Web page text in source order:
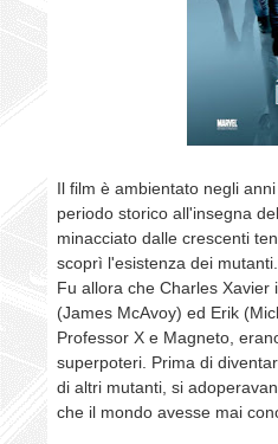
Il film è ambientato negli
periodo storico all'insegna
minacciato dalle crescenti
scoprì l'esistenza dei mutanti.
Fu allora che Charles Xavier
(James McAvoy) ed Erik
Professor X e Magneto,
superpoteri. Prima di
di altri mutanti, si
che il mondo avesse mai